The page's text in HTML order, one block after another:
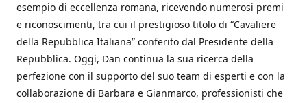
esempio di eccellenza romana, ricevendo numerosi premi
e riconoscimenti, tra cui il prestigioso titolo di “Cavaliere
della Repubblica Italiana” conferito dal Presidente della
Repubblica. Oggi, Dan continua la sua ricerca della
perfezione con il supporto del suo team di esperti e con la
collaborazione di Barbara e Gianmarco, professionisti che